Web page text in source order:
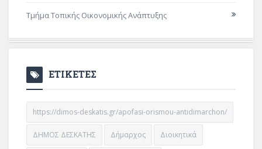
Τμήμα Τοπικής Οικονομικής Ανάπτυξης
ΕΤΙΚΕΤΕΣ
https://dimos-deskatis.gr/apofasi-orismou-antidimarchon/
ΔΗΜΟΣ ΔΕΣΚΑΤΗΣ Δήμαρχος Διοικητικά